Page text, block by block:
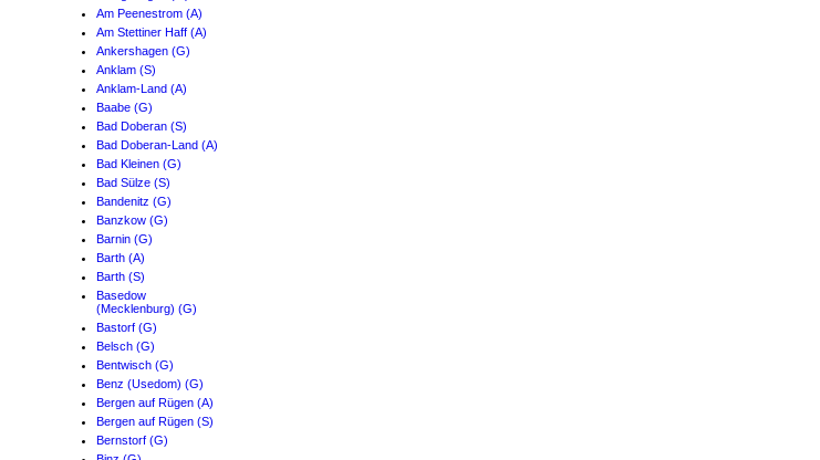
Am Peenestrom (A)
Am Stettiner Haff (A)
Ankershagen (G)
Anklam (S)
Anklam-Land (A)
Baabe (G)
Bad Doberan (S)
Bad Doberan-Land (A)
Bad Kleinen (G)
Bad Sülze (S)
Bandenitz (G)
Banzkow (G)
Barnin (G)
Barth (A)
Barth (S)
Basedow
(Mecklenburg) (G)
Bastorf (G)
Belsch (G)
Bentwisch (G)
Benz (Usedom) (G)
Bergen auf Rügen (A)
Bergen auf Rügen (S)
Bernstorf (G)